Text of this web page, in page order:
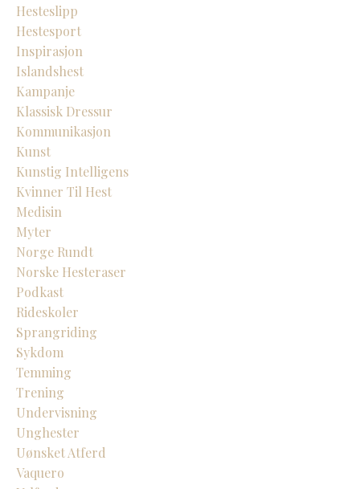
Hesteslipp
Hestesport
Inspirasjon
Islandshest
Kampanje
Klassisk Dressur
Kommunikasjon
Kunst
Kunstig Intelligens
Kvinner Til Hest
Medisin
Myter
Norge Rundt
Norske Hesteraser
Podkast
Rideskoler
Sprangriding
Sykdom
Temming
Trening
Undervisning
Unghester
Uønsket Atferd
Vaquero